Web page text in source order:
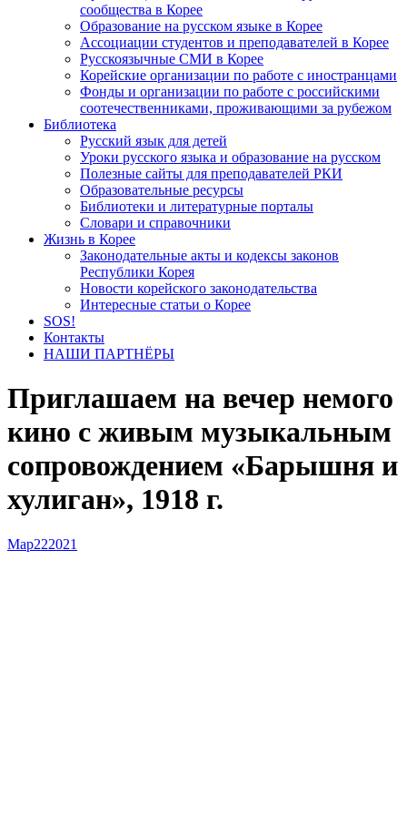
сообщества в Корее
Образование на русском языке в Корее
Ассоциации студентов и преподавателей в Корее
Русскоязычные СМИ в Корее
Корейские организации по работе с иностранцами
Фонды и организации по работе с российскими
соотечественниками, проживающими за рубежом
Библиотека
Русский язык для детей
Уроки русского языка и образование на русском
Полезные сайты для преподавателей РКИ
Образовательные ресурсы
Библиотеки и литературные порталы
Словари и справочники
Жизнь в Корее
Законодательные акты и кодексы законов
Республики Корея
Новости корейского законодательства
Интересные статьи о Корее
SOS!
Контакты
НАШИ ПАРТНЁРЫ
Приглашаем на вечер немого
кино с живым музыкальным
сопровождением «Барышня и
хулиган», 1918 г.
Мар222021